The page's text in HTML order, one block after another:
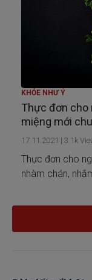
KHỎE NHƯ Ý
Thực đơn cho
miệng mới
17.11.2021 | 3.1k
Thực đơn cho
nhàm chán,
ngon lành hơn